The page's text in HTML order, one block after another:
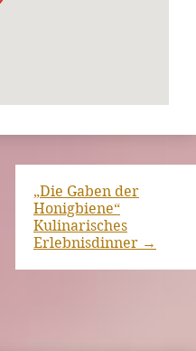
„Die Gaben der
Honigbiene“
Kulinarisches
Erlebnisdinner →